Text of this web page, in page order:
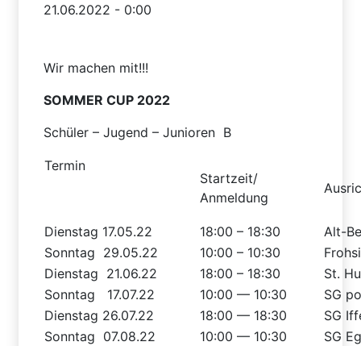
21.06.2022 - 0:00
Wir machen mit!!!
SOMMER CUP 2022
Schüler – Jugend – Junioren B
Termin
Startzeit/
Anmeldung
Dienstag 17.05.22 18:00 – 18:30
Alt-
Sonntag 29.05.22
10:00 – 10:30
Dienstag 21.06.22
18:00 – 18:30
St.
Sonntag 17.07.22
10:00 — 10:30
SG
Dienstag 26.07.22
18:00 — 18:30
SG
Sonntag 07.08.22
10:00 — 10:30 SG